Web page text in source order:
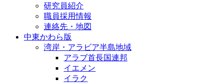
研究員紹介
職員採用情報
連絡先・地図
中東かわら版
湾岸・アラビア半島地域
アラブ首長国連邦
イエメン
イラク